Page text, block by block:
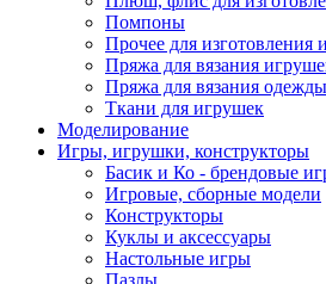
Помпоны
Прочее для изготовления
Пряжа для вязания
Пряжа для вязания
Ткани для игрушек
Моделирование
Игры, игрушки, конструкторы
Басик и Ко - брендовые
Игровые, сборные модели
Конструкторы
Куклы и аксессуары
Настольные игры
Пазлы